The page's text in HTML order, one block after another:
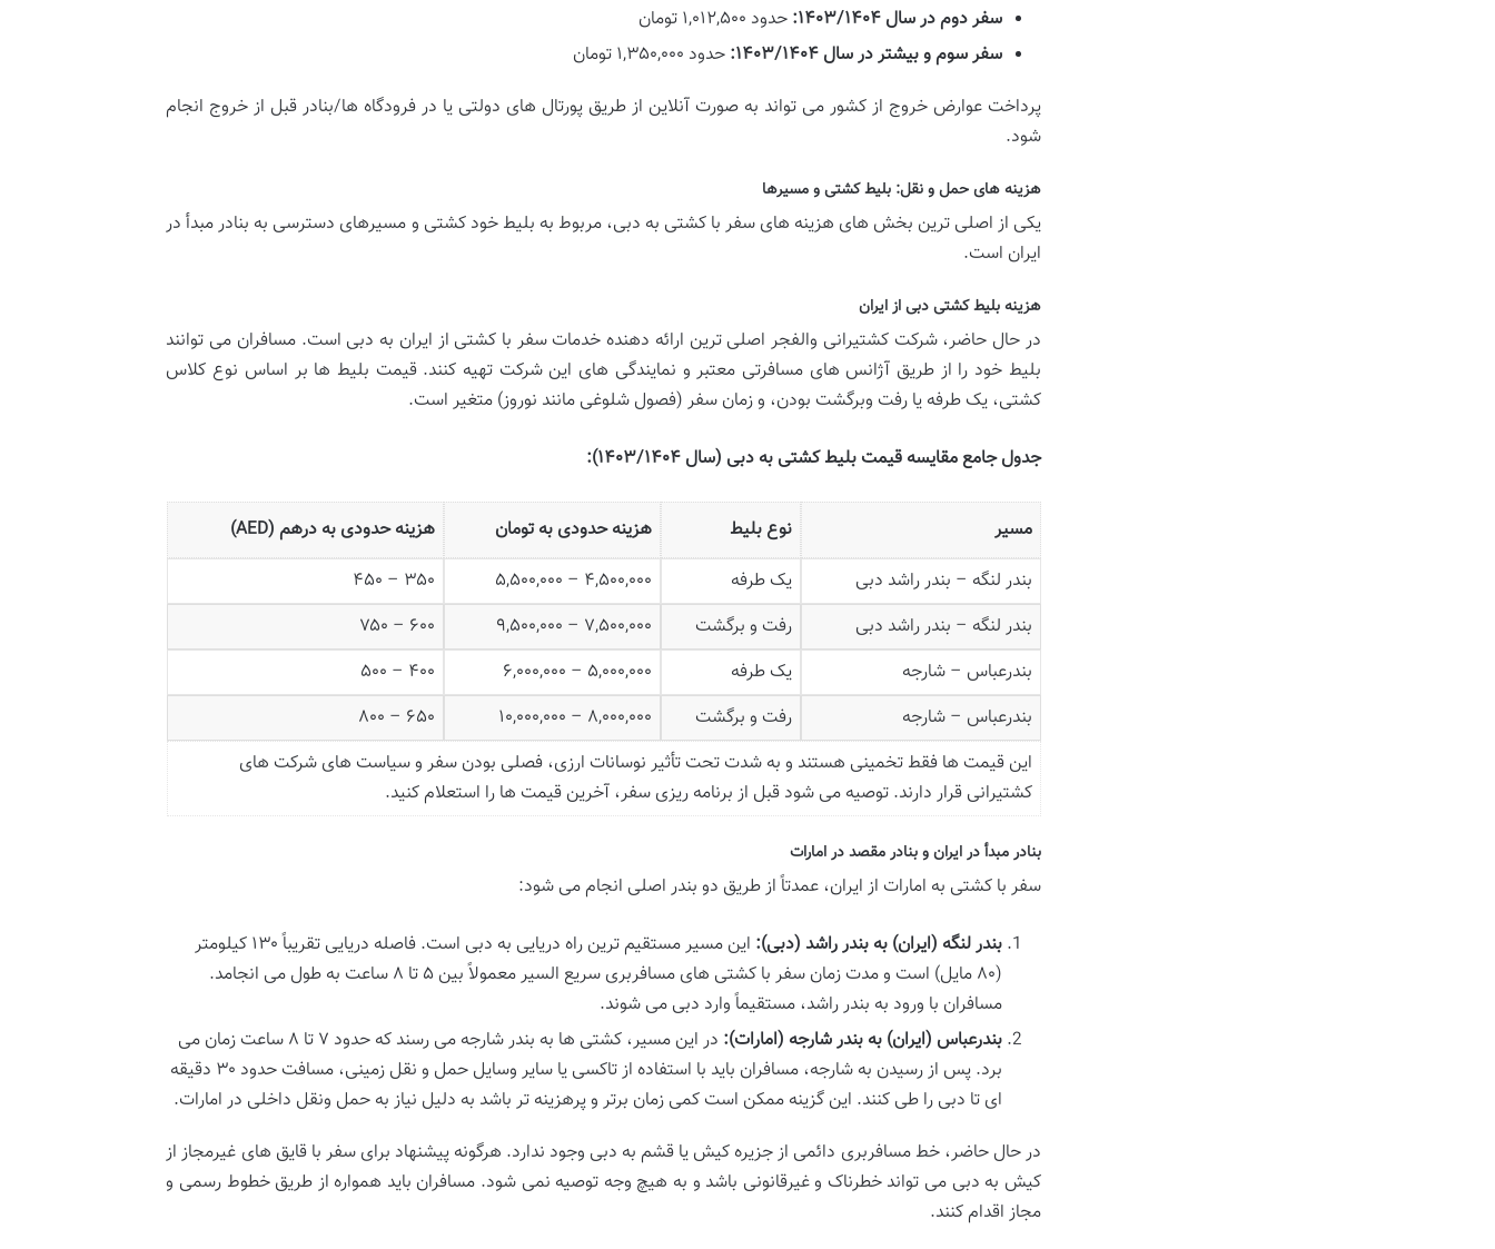
سفر دوم در سال ۱۴۰۳/۱۴۰۴:
حدود ۱,۰۱۲,۵۰۰ تومان
سفر سوم و بیشتر در سال ۱۴۰۳/۱۴۰۴:
حدود ۱,۳۵۰,۰۰۰ تومان
پرداخت عوارض خروج از کشور می تواند به صورت آنلاین از طریق پورتال های دولتی یا در فرودگاه ها/بنادر قبل از خروج انجام
شود.
هزینه های حمل و نقل: بلیط کشتی و مسیرها
یکی از اصلی ترین بخش های هزینه های سفر با کشتی به دبی، مربوط به بلیط خود کشتی و مسیرهای دسترسی به بنادر مبدأ در
ایران است.
هزینه بلیط کشتی دبی از ایران
در حال حاضر، شرکت کشتیرانی والفجر اصلی ترین ارائه دهنده خدمات سفر با کشتی از ایران به دبی است. مسافران می توانند
بلیط خود را از طریق آژانس های مسافرتی معتبر و نمایندگی های این شرکت تهیه کنند. قیمت بلیط ها بر اساس نوع کلاس
کشتی، یک طرفه یا رفت وبرگشت بودن، و زمان سفر (فصول شلوغی مانند نوروز) متغیر است.
جدول جامع مقایسه قیمت بلیط کشتی به دبی (سال ۱۴۰۳/۱۴۰۴):
مسیر نوع بلیط هزینه حدودی به تومان
هزینه حدودی به درهم (AED)
بندر لنگه – بندر راشد دبی
یک طرفه ۴,۵۰۰,۰۰۰ – ۵,۵۰۰,۰۰۰
۳۵۰ – ۴۵۰
بندر لنگه – بندر راشد دبی
رفت و برگشت ۷,۵۰۰,۰۰۰ – ۹,۵۰۰,۰۰۰
۶۰۰ – ۷۵۰
بندرعباس – شارجه
یک طرفه ۵,۰۰۰,۰۰۰ – ۶,۰۰۰,۰۰۰
۴۰۰ – ۵۰۰
بندرعباس – شارجه
رفت و برگشت ۸,۰۰۰,۰۰۰ – ۱۰,۰۰۰,۰۰۰
۶۵۰ – ۸۰۰
این قیمت ها فقط تخمینی هستند و به شدت تحت تأثیر نوسانات ارزی، فصلی بودن سفر و سیاست های شرکت های
کشتیرانی قرار دارند. توصیه می شود قبل از برنامه ریزی سفر، آخرین قیمت ها را استعلام کنید.
بنادر مبدأ در ایران و بنادر مقصد در امارات
سفر با کشتی به امارات از ایران، عمدتاً از طریق دو بندر اصلی انجام می شود:
بندر لنگه (ایران) به بندر راشد (دبی):
این مسیر مستقیم ترین راه دریایی به دبی است. فاصله دریایی تقریباً ۱۳۰ کیلومتر
(۸۰ مایل) است و مدت زمان سفر با کشتی های مسافربری سریع السیر معمولاً بین ۵ تا ۸ ساعت به طول می انجامد.
مسافران با ورود به بندر راشد، مستقیماً وارد دبی می شوند.
بندرعباس (ایران) به بندر شارجه (امارات):
در این مسیر، کشتی ها به بندر شارجه می رسند که حدود ۷ تا ۸ ساعت زمان می
برد. پس از رسیدن به شارجه، مسافران باید با استفاده از تاکسی یا سایر وسایل حمل و نقل زمینی، مسافت حدود ۳۰ دقیقه
ای تا دبی را طی کنند. این گزینه ممکن است کمی زمان برتر و پرهزینه تر باشد به دلیل نیاز به حمل ونقل داخلی در امارات.
در حال حاضر، خط مسافربری دائمی از جزیره کیش یا قشم به دبی وجود ندارد. هرگونه پیشنهاد برای سفر با قایق های غیرمجاز از
کیش به دبی می تواند خطرناک و غیرقانونی باشد و به هیچ وجه توصیه نمی شود. مسافران باید همواره از طریق خطوط رسمی و
مجاز اقدام کنند.